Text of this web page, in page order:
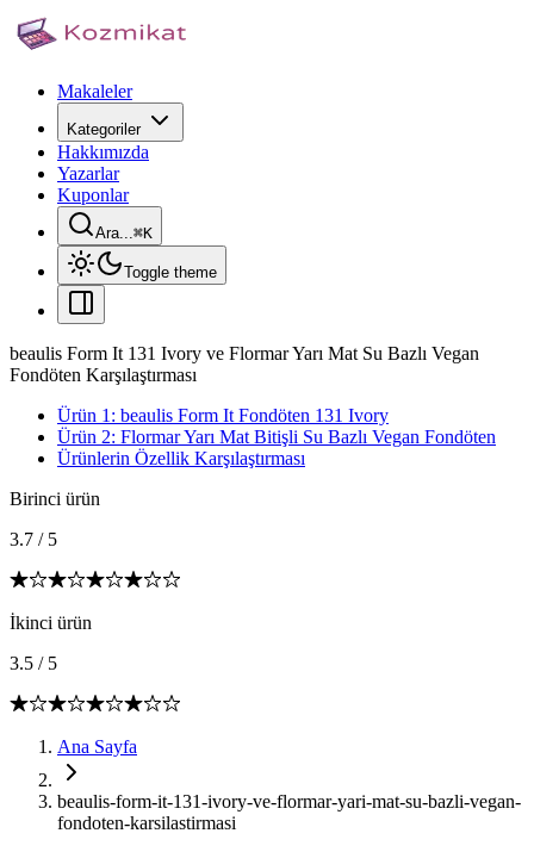
Makaleler
Kategoriler
Hakkımızda
Yazarlar
Kuponlar
Ara...⌘K
Toggle theme
beaulis Form It 131 Ivory ve Flormar Yarı Mat Su Bazlı Vegan
Fondöten Karşılaştırması
Ürün 1: beaulis Form It Fondöten 131 Ivory
Ürün 2: Flormar Yarı Mat Bitişli Su Bazlı Vegan Fondöten
Ürünlerin Özellik Karşılaştırması
Birinci ürün
3.7 / 5
İkinci ürün
3.5 / 5
Ana Sayfa
beaulis-form-it-131-ivory-ve-flormar-yari-mat-su-bazli-vegan-
fondoten-karsilastirmasi